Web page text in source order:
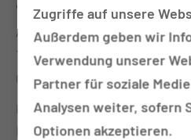
Veranstaltungsort
Ambulante
Thiemstrasse 111
03048 Cottbus
Kurzbeschreibung
Bewegungs- und
Zugriffe auf unsere
Außerdem geben wir
Verwendung unserer
Partner für soziale
Analysen weiter, sofern
Optionen akzeptieren.